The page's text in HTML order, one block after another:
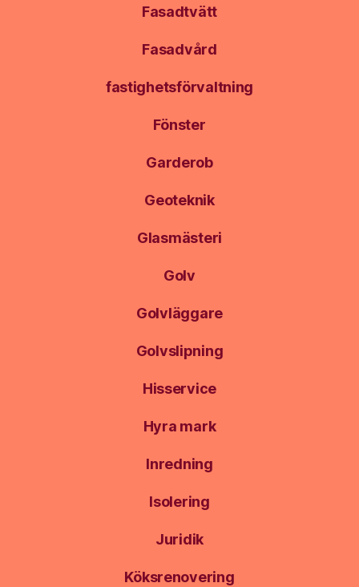
Fasadtvätt
Fasadvård
fastighetsförvaltning
Fönster
Garderob
Geoteknik
Glasmästeri
Golv
Golvläggare
Golvslipning
Hisservice
Hyra mark
Inredning
Isolering
Juridik
Köksrenovering